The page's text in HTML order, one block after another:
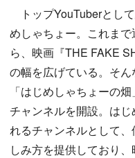
トップYouTuberとし
めしゃちょー。これま
ら、映画『THE FAKE
の幅を広げている。そ
「はじめしゃちょーの
チャンネルを開設。は
れるチャンネルとして
しみ方を提供しており